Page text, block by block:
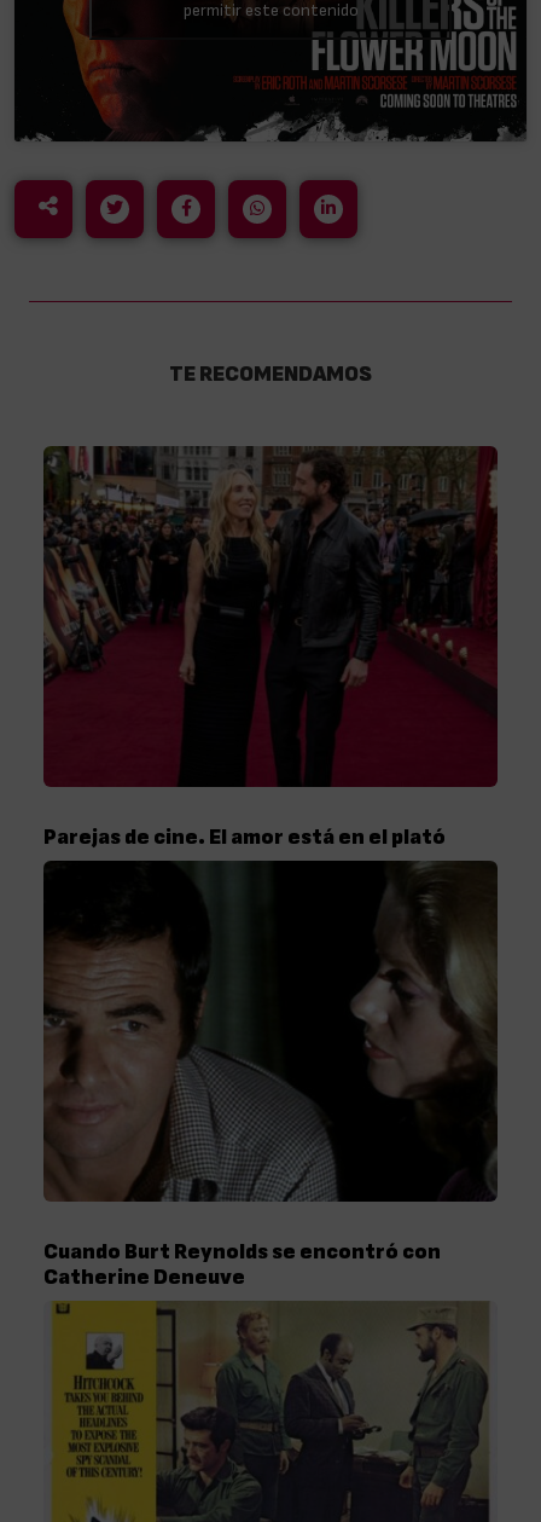
permitir este contenido
TE RECOMENDAMOS
Parejas de cine. El amor está en el plató
Cuando Burt Reynolds se encontró con
Catherine Deneuve